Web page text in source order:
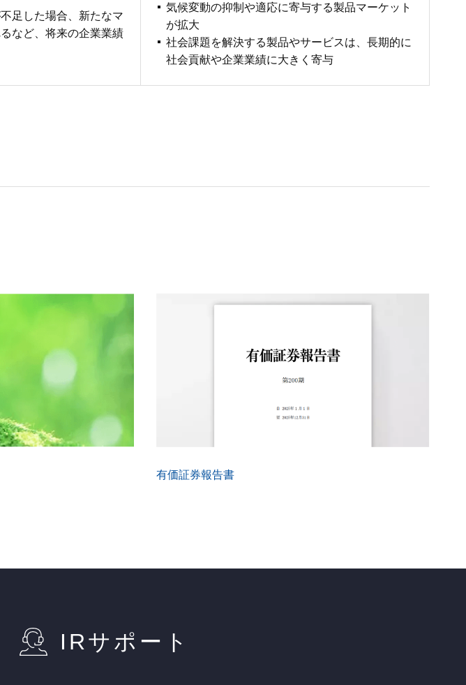
足した場合、新たなマ
など、将来の企業業績
気候変動の抑制や適応に寄与する製品マーケット
が拡大
社会課題を解決する製品やサービスは、長期的に
社会貢献や企業業績に大きく寄与
有価証券報告書
IRサポート